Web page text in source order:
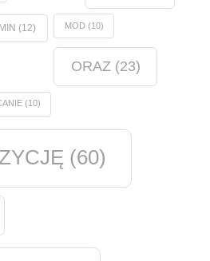
MIN (12) MOD(10)
ORAZ (23)
(10)
(60)